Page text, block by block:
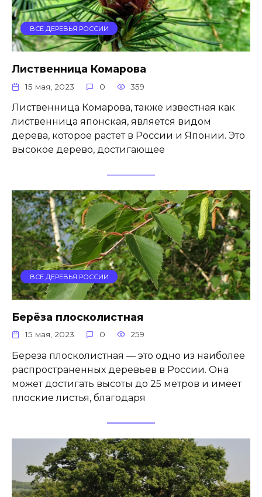
ВСЕ ДЕРЕВЬЯ РОССИИ
Лиственница Комарова
15 мая, 2023 0 359
Лиственница Комарова, также известная как
лиственница японская, является видом
дерева, которое растет в России и Японии. Это
высокое дерево, достигающее
ВСЕ ДЕРЕВЬЯ РОССИИ
Берёза плосколистная
15 мая, 2023 0 259
Береза плосколистная — это одно из наиболее
распространенных деревьев в России. Она
может достигать высоты до 25 метров и имеет
плоские листья, благодаря